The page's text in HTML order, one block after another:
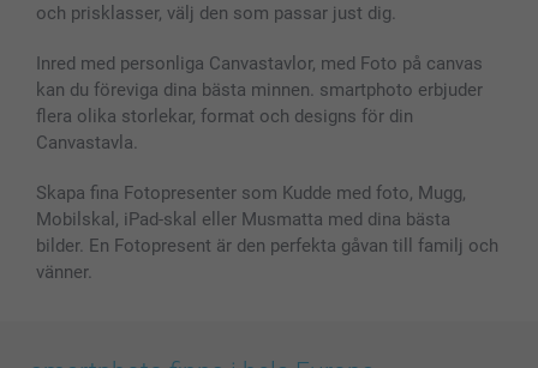
och prisklasser, välj den som passar just dig.
Inred med personliga Canvastavlor, med Foto på canvas
kan du föreviga dina bästa minnen. smartphoto erbjuder
flera olika storlekar, format och designs för din
Canvastavla.
Skapa fina Fotopresenter som Kudde med foto, Mugg,
Mobilskal, iPad-skal eller Musmatta med dina bästa
bilder. En Fotopresent är den perfekta gåvan till familj och
vänner.